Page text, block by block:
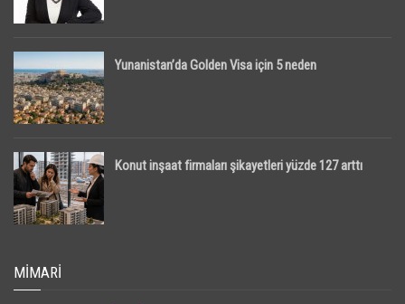
Yunanistan’da Golden Visa için 5 neden
Konut inşaat firmaları şikayetleri yüzde 127 arttı
MIMARI